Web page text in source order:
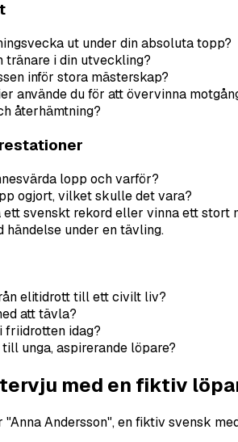
ut under din absoluta topp?
tränare i din utveckling?
inför stora mästerskap?
använde du för att övervinna
återhämtning?
lopp och varför?
ogjort, vilket skulle det vara?
ett svenskt rekord eller vinna ett stort
händelse under en tävling.
elitidrott till ett civilt liv?
att tävla?
friidrotten idag?
unga, aspirerande löpare?
med en fiktiv
Andersson", en fiktiv svensk